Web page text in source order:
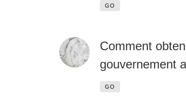
GO
Comment
gouvernement
GO